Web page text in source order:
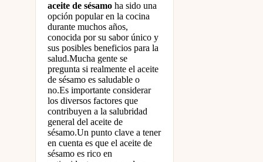
aceite de sésamo ha sido una
opción popular en la cocina
durante muchos años,
conocida por su sabor único y
sus posibles beneficios para la
salud.Mucha gente se
pregunta si realmente el aceite
de sésamo es saludable o
no.Es importante considerar
los diversos factores que
contribuyen a la salubridad
general del aceite de
sésamo.Un punto clave a tener
en cuenta es que el aceite de
sésamo es rico en